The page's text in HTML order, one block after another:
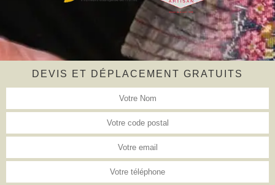
DEVIS ET DÉPLACEMENT GRATUITS